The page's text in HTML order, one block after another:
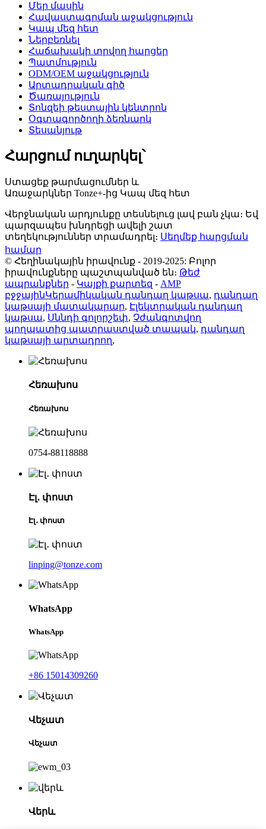
Մեր մասին
Հավաստագրման աջակցություն
Կապ մեզ հետ
Ներբեռնել
Հաճախակի տրվող հարցեր
Պատմություն
ODM/OEM աջակցություն
Արտադրական գիծ
Ծառայություն
Տոնզեի թեստային կենտրոն
Օգտագործողի ձեռնարկ
Տեսանյութ
Հարցում ուղարկել՝
Ստացեք թարմացումներ և
Առաջարկներ Tonze+-ից Կապ մեզ հետ
Վերջնական արդյունքը տեսնելուց լավ բան չկա։ Եվ
պարզապես խնդրեցի ավելի շատ
տեղեկություններ տրամադրել։ Սեղմեք հարցման
համար
© Հեղինակային իրավունք - 2019-2025: Բոլոր
իրավունքները պաշտպանված են։ Թեժ
ապրանքներ - Կայքի քարտեզ - AMP
բջջայինԿերամիկական դանդաղ կաթսա, դանդաղ
կաթսայի մատակարար, Էլեկտրական դանդաղ
կաթսա, Սննդի գոլորշեփ, Չժանգոտվող
պողպատից պատրաստված տապակ, դանդաղ
կաթսայի արտադրող,
Հեռախոս
Հեռախոս
0754-88118888
Էլ․ փոստ
Էլ․ փոստ
linping@tonze.com
WhatsApp
WhatsApp
+86 15014309260
Վեչատ
Վեչատ
Վերև